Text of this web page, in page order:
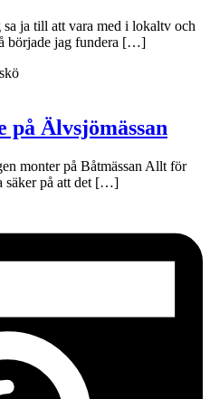
ja till att vara med i lokaltv och
började jag fundera […]
på Älvsjömässan
monter på Båtmässan Allt för
säker på att det […]